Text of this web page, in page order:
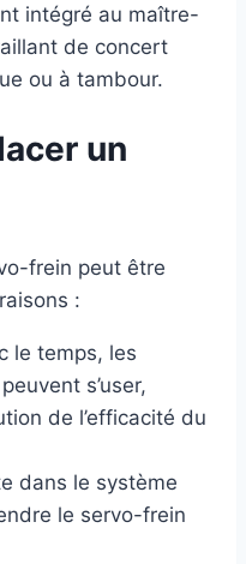
intégré au maître-
de concert
ou à tambour.
un
frein peut être
:
le temps, les
s’user,
de l’efficacité du
dans le système
le servo-frein